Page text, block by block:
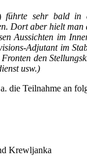
führte sehr bald in
Dort aber hielt
Aussichten im
Adjutant im
den
usw.)
die Teilnahme an
Krewljanka